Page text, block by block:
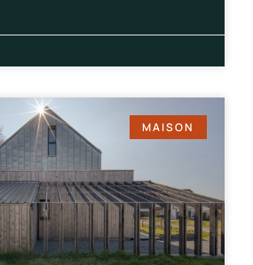
MAISON